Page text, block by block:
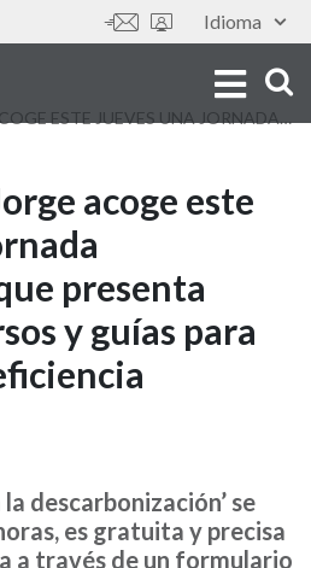
Idioma
Outils
acoge este
presenta
y guías para
la descarbonización’ se
es gratuita y precisa
a través de un formulario